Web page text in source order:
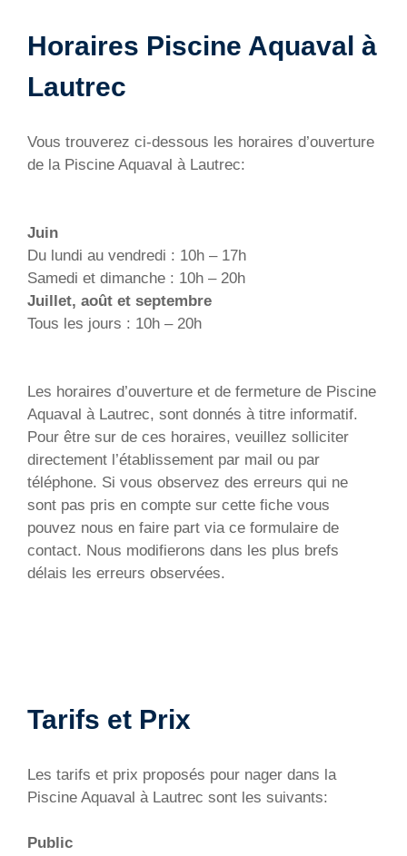
Horaires Piscine Aquaval à
Lautrec
Vous trouverez ci-dessous les horaires d’ouverture
de la Piscine Aquaval à Lautrec:
Juin
Du lundi au vendredi : 10h – 17h
Samedi et dimanche : 10h – 20h
Juillet, août et septembre
Tous les jours : 10h – 20h
Les horaires d’ouverture et de fermeture de Piscine
Aquaval à Lautrec, sont donnés à titre informatif.
Pour être sur de ces horaires, veuillez solliciter
directement l’établissement par mail ou par
téléphone. Si vous observez des erreurs qui ne
sont pas pris en compte sur cette fiche vous
pouvez nous en faire part via ce formulaire de
contact. Nous modifierons dans les plus brefs
délais les erreurs observées.
Tarifs et Prix
Les tarifs et prix proposés pour nager dans la
Piscine Aquaval à Lautrec sont les suivants:
Public